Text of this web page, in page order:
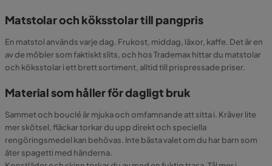
Matstolar och köksstolar till pangpris
En matstol används varje dag. Frukost, middag, läxor, kaffe. Det är en
av de möbler som faktiskt slits, och hos Trademax hittar du matstolar
och köksstolar i ett brett sortiment, alltid till prispressade priser.
Material som håller för dagligt bruk
Sammet och bouclé är mjuka och omfamnande att sitta i. Kräver lite
mer skötsel, fläckar torkar du upp direkt och speciella
rengöringsmedel kan behövas. Inte bästa valet om du har barn som
äter spagetti med händerna.